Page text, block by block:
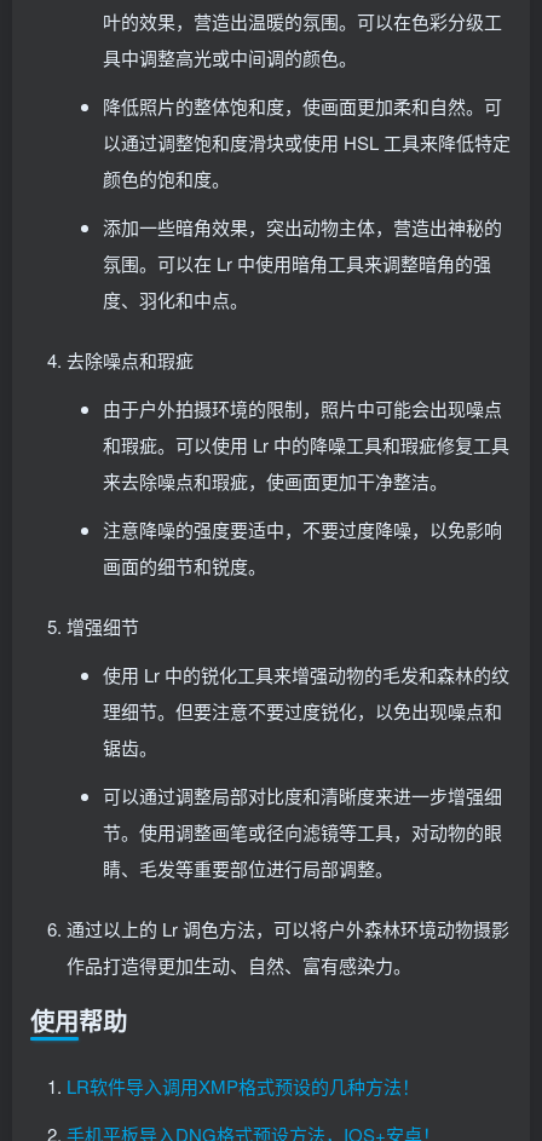
叶的效果，营造出温暖的氛围。可以在色彩分级工
具中调整高光或中间调的颜色。
降低照片的整体饱和度，使画面更加柔和自然。可
以通过调整饱和度滑块或使用 HSL 工具来降低特定
颜色的饱和度。
添加一些暗角效果，突出动物主体，营造出神秘的
氛围。可以在 Lr 中使用暗角工具来调整暗角的强
度、羽化和中点。
去除噪点和瑕疵
由于户外拍摄环境的限制，照片中可能会出现噪点
和瑕疵。可以使用 Lr 中的降噪工具和瑕疵修复工具
来去除噪点和瑕疵，使画面更加干净整洁。
注意降噪的强度要适中，不要过度降噪，以免影响
画面的细节和锐度。
增强细节
使用 Lr 中的锐化工具来增强动物的毛发和森林的纹
理细节。但要注意不要过度锐化，以免出现噪点和
锯齿。
可以通过调整局部对比度和清晰度来进一步增强细
节。使用调整画笔或径向滤镜等工具，对动物的眼
睛、毛发等重要部位进行局部调整。
通过以上的 Lr 调色方法，可以将户外森林环境动物摄影
作品打造得更加生动、自然、富有感染力。
使用帮助
LR软件导入调用XMP格式预设的几种方法！
手机平板导入DNG格式预设方法，IOS+安卓！